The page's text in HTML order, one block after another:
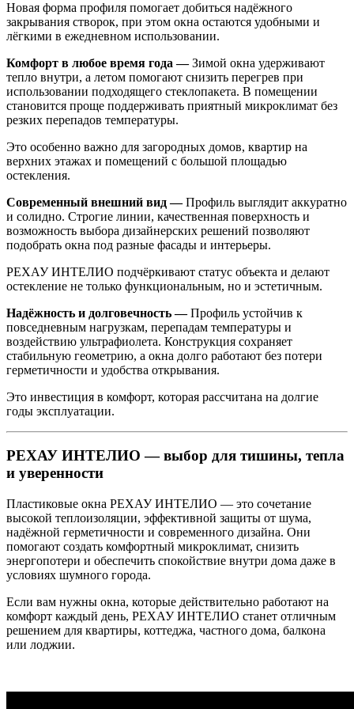
Новая форма профиля помогает добиться надёжного
закрывания створок, при этом окна остаются удобными и
лёгкими в ежедневном использовании.
Комфорт в любое время года —Зимой окна удерживают
тепло внутри, а летом помогают снизить перегрев при
использовании подходящего стеклопакета. В помещении
становится проще поддерживать приятный микроклимат без
резких перепадов температуры.
Это особенно важно для загородных домов, квартир на
верхних этажах и помещений с большой площадью
остекления.
Современный внешний вид —Профиль выглядит аккуратно
и солидно. Строгие линии, качественная поверхность и
возможность выбора дизайнерских решений позволяют
подобрать окна под разные фасады и интерьеры.
РЕХАУ ИНТЕЛИО подчёркивают статус объекта и делают
остекление не только функциональным, но и эстетичным.
Надёжность и долговечность —Профиль устойчив к
повседневным нагрузкам, перепадам температуры и
воздействию ультрафиолета. Конструкция сохраняет
стабильную геометрию, а окна долго работают без потери
герметичности и удобства открывания.
Это инвестиция в комфорт, которая рассчитана на долгие
годы эксплуатации.
РЕХАУ ИНТЕЛИО — выбор для тишины, тепла
и уверенности
Пластиковые окна РЕХАУ ИНТЕЛИО — это сочетание
высокой теплоизоляции, эффективной защиты от шума,
надёжной герметичности и современного дизайна. Они
помогают создать комфортный микроклимат, снизить
энергопотери и обеспечить спокойствие внутри дома даже в
условиях шумного города.
Если вам нужны окна, которые действительно работают на
комфорт каждый день, РЕХАУ ИНТЕЛИО станет отличным
решением для квартиры, коттеджа, частного дома, балкона
или лоджии.